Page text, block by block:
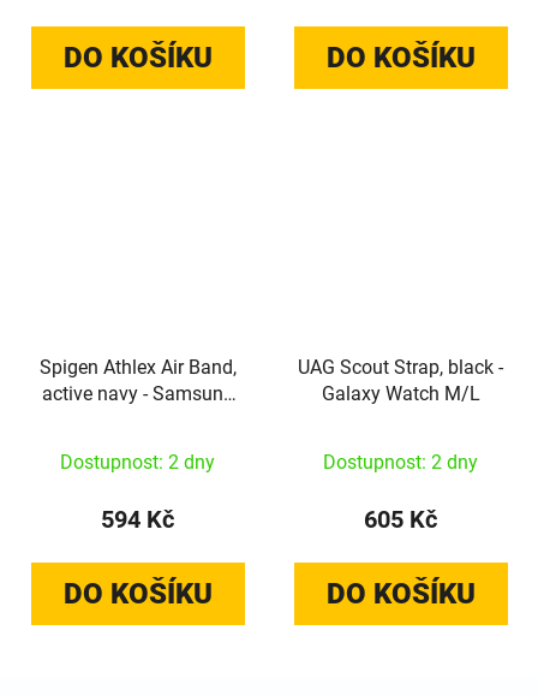
DO KOŠÍKU DO KOŠÍKU
Spigen Athlex Air Band,
active navy - Samsung
Dostupnost: 2 dny
594 Kč
DO KOŠÍKU
UAG Scout Strap, black -
Galaxy Watch M/L
Dostupnost: 2 dny
605 Kč
DO KOŠÍKU